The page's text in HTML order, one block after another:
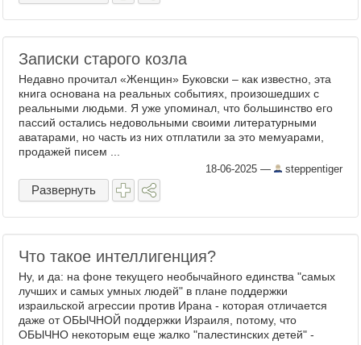
Записки старого козла
Недавно прочитал «Женщин» Буковски – как известно, эта
книга основана на реальных событиях, произошедших с
реальными людьми. Я уже упоминал, что большинство его
пассий остались недовольными своими литературными
аватарами, но часть из них отплатили за это мемуарами,
продажей писем ...
18-06-2025 — steppentiger
Развернуть
Что такое интеллигенция?
Ну, и да: на фоне текущего необычайного единства "самых
лучших и самых умных людей" в плане поддержки
израильской агрессии против Ирана - которая отличается
даже от ОБЫЧНОЙ поддержки Израиля, потому, что
ОБЫЧНО некоторым еще жалко "палестинских детей" -